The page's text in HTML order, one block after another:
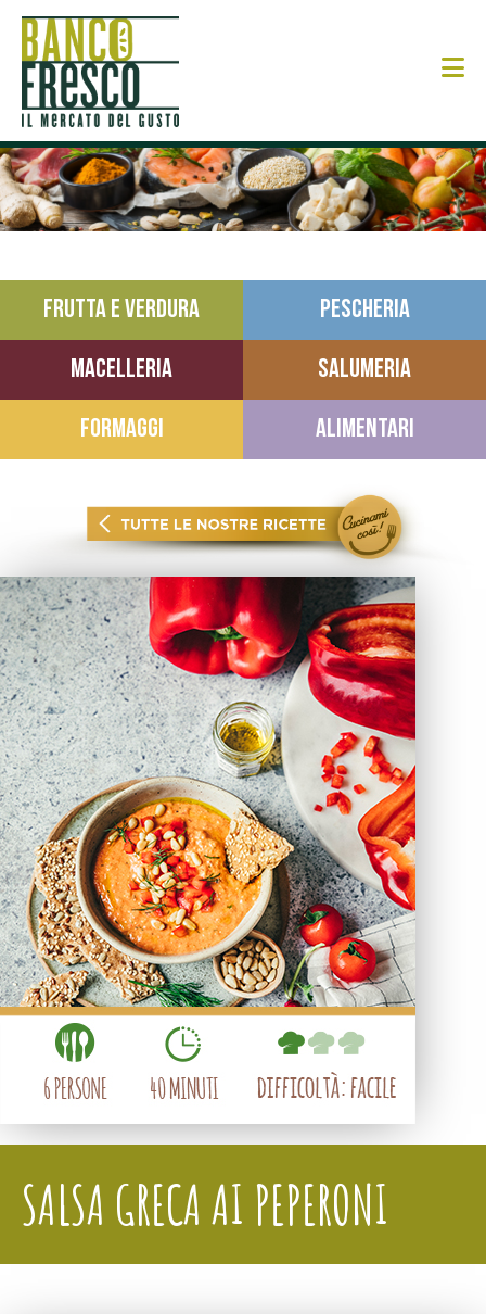
FRUTTA E VERDURA PESCHERIA
MACELLERIA SALUMERIA
FORMAGGI ALIMENTARI
SALSA GRECA AI PEPERONI